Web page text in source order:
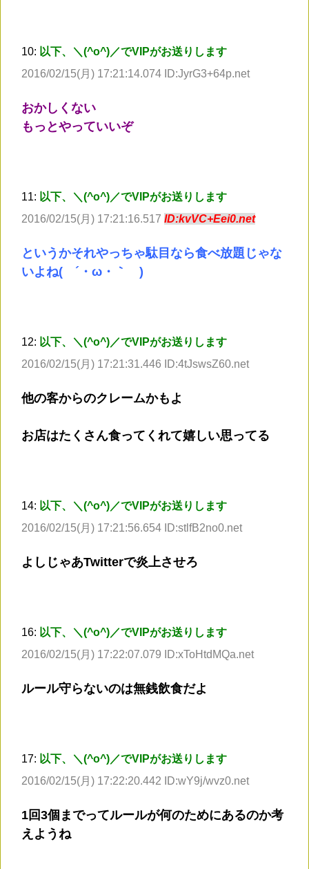
10: 以下、＼(^o^)／でVIPがお送りします
2016/02/15(月) 17:21:14.074 ID:JyrG3+64p.net
おかしくない
もっとやっていいぞ
11: 以下、＼(^o^)／でVIPがお送りします
2016/02/15(月) 17:21:16.517 ID:kvVC+Eei0.net
というかそれやっちゃ駄目なら食べ放題じゃな
いよね( ´・ω・｀ )
12: 以下、＼(^o^)／でVIPがお送りします
2016/02/15(月) 17:21:31.446 ID:4tJswsZ60.net
他の客からのクレームかもよ
お店はたくさん食ってくれて嬉しい思ってる
14: 以下、＼(^o^)／でVIPがお送りします
2016/02/15(月) 17:21:56.654 ID:stlfB2no0.net
よしじゃあTwitterで炎上させろ
16: 以下、＼(^o^)／でVIPがお送りします
2016/02/15(月) 17:22:07.079 ID:xToHtdMQa.net
ルール守らないのは無銭飲食だよ
17: 以下、＼(^o^)／でVIPがお送りします
2016/02/15(月) 17:22:20.442 ID:wY9j/wvz0.net
1回3個までってルールが何のためにあるのか考
えようね